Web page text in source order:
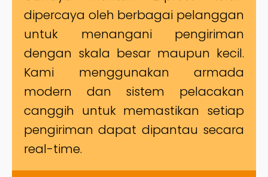
dipercaya oleh berbagai pelanggan
untuk menangani pengiriman
dengan skala besar maupun kecil.
Kami menggunakan armada
modern dan sistem pelacakan
canggih untuk memastikan setiap
pengiriman dapat dipantau secara
real-time.